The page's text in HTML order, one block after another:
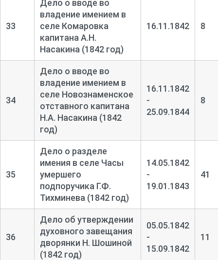
33
Дело о вводе во
владение имением в
селе Комаровка
капитана А.Н.
Насакина (1842 год)
16.11.1842 8
34
Дело о вводе во
владение имением в
селе Новознаменское
отставного капитана
Н.А. Насакина (1842
год)
16.11.1842
-
25.09.1844
8
35
Дело о разделе
имения в селе Часы
умершего
подпоручика Г.Ф.
Тихминева (1842 год)
14.05.1842
-
19.01.1843
41
36
Дело об утверждении
духовного завещания
дворянки Н. Шошиной
(1842 год)
05.05.1842
-
15.09.1842
11